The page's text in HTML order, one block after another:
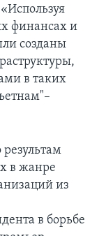
финансах и
созданы
в таких
в жанре
из
в борьбе